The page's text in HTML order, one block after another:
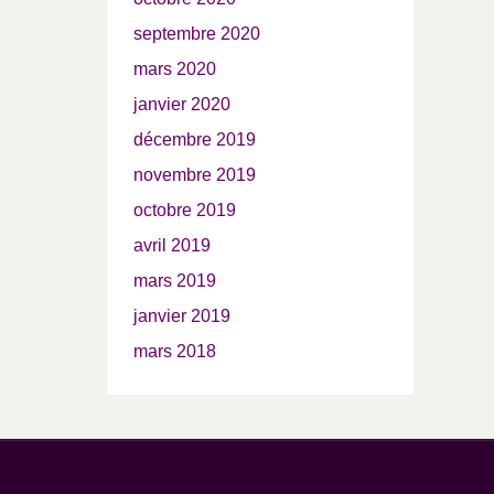
septembre 2020
mars 2020
janvier 2020
décembre 2019
novembre 2019
octobre 2019
avril 2019
mars 2019
janvier 2019
mars 2018